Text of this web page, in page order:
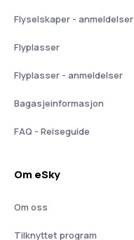
Flyselskaper - anmeldelser
Flyplasser
Flyplasser - anmeldelser
Bagasjeinformasjon
FAQ - Reiseguide
Om eSky
Om oss
Tilknyttet program